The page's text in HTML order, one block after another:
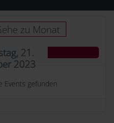
zu Monat
21.
2023
Events gefunden